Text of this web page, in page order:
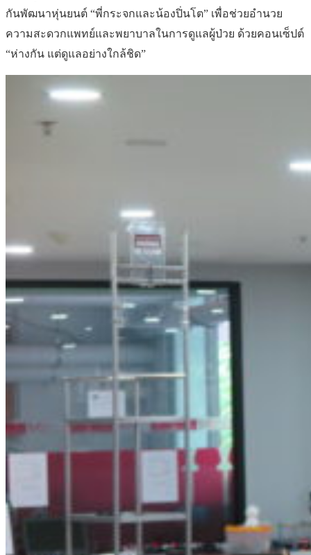
กันพัฒนาหุ่นยนต์ “พี่กระจกและน้องปิ่นโต” เพื่อช่วยอำนวย
ความสะดวกแพทย์และพยาบาลในการดูแลผู้ป่วย ด้วยคอนเซ็ปต์
“ห่างกัน แต่ดูแลอย่างใกล้ชิด”